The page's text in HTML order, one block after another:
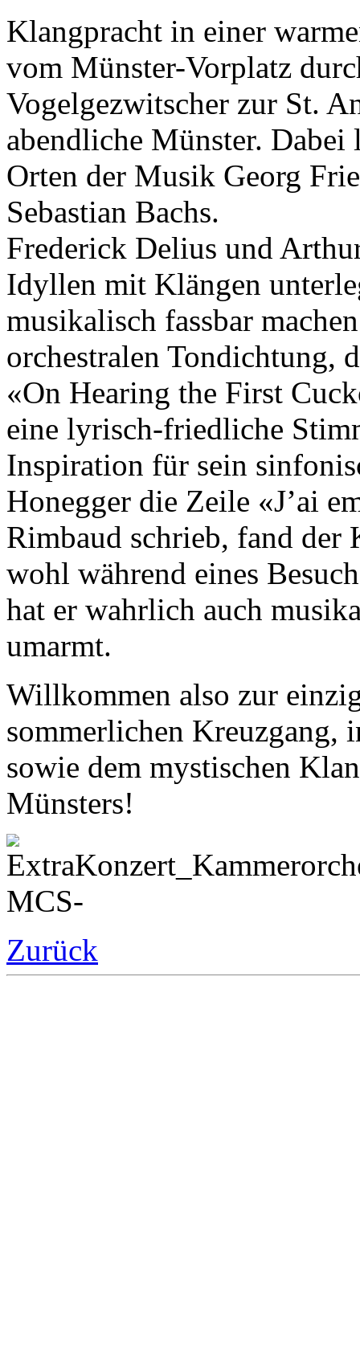
Klangpracht in einer
vom Münster-Vorplatz
Vogelgezwitscher zur St.
abendliche Münster. Dabei
Orten der Musik Georg
Sebastian Bachs.
Frederick Delius und
Idyllen mit Klängen
musikalisch fassbar
orchestralen Tondichtung,
«On Hearing the First
eine lyrisch-friedliche
Inspiration für sein
Honegger die Zeile «J’ai
Rimbaud schrieb, fand der
wohl während eines
hat er wahrlich auch
umarmt.
Willkommen also zur
sommerlichen Kreuzgang,
sowie dem mystischen
Münsters!
Zurück